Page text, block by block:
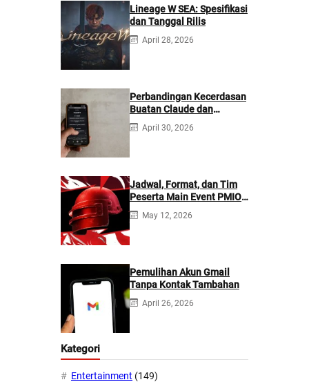
Lineage W SEA: Spesifikasi
dan Tanggal Rilis
April 28, 2026
Perbandingan Kecerdasan
Buatan Claude dan
ChatGPT: Mana yang
Lebih Baik?
April 30, 2026
Jadwal, Format, dan Tim
Peserta Main Event PMIO
2026
May 12, 2026
Pemulihan Akun Gmail
Tanpa Kontak Tambahan
April 26, 2026
Kategori
Entertainment (149)